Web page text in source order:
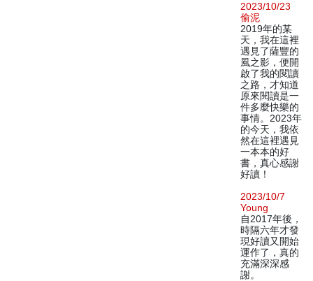
2023/10/23
偷泥
2019年的某
天，我在這裡
遇見了薩豐的
風之影，便開
啟了我的閱讀
之路，才知道
原來閱讀是一
件多麼快樂的
事情。2023年
的今天，我依
然在這裡遇見
一本本的好
書，真心感謝
好讀！
2023/10/7
Young
自2017年後，
時隔六年才發
現好讀又開始
運作了，真的
充滿深深感
謝。